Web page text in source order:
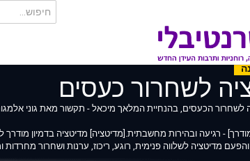
לשחרור כעסים
לשחרור הכעסים, בהנחיית המלאך מיכאל - תקשור מאת גוני
- רגיעה ובהירות מחשבתית.[מדיטציה] מדיטציה בדמיון
מדיטציה לשלווה פנימית, רוגע, ריכוז, ערנות ושחרור